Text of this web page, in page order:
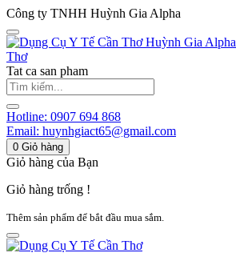
Công ty TNHH Huỳnh Gia Alpha
Huỳnh Gia Alpha
Thơ
Tat ca san pham
Hotline: 0907 694 868
Email: huynhgiact65@gmail.com
0 Giỏ hàng
Giỏ hàng của Bạn
Giỏ hàng trống !
Thêm sản phẩm để bắt đầu mua sắm.